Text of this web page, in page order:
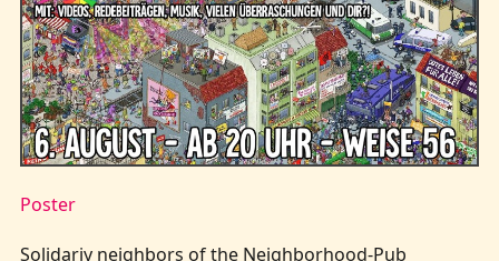
Poster
Solidariy neighbors of the Neighborhood-Pub